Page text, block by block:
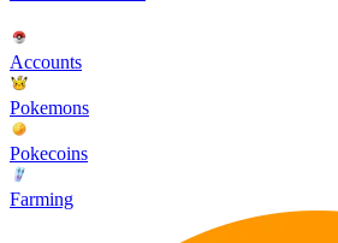
Accounts
Pokemons
Pokecoins
Farming